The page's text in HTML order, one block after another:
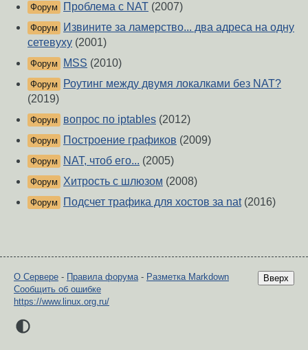
Форум Проблема с NAT (2007)
Форум
Извините за ламерство... два адреса на одну
сетевуху (2001)
Форум MSS (2010)
Форум
Роутинг между двумя локалками без NAT?
(2019)
Форум вопрос по iptables (2012)
Форум Построение графиков (2009)
Форум NAT, чтоб его... (2005)
Форум Хитрость с шлюзом (2008)
Форум Подсчет трафика для хостов за nat(2016)
Вверх
О Сервере - Правила форума- Разметка Markdown
Сообщить об ошибке
https://www.linux.org.ru/